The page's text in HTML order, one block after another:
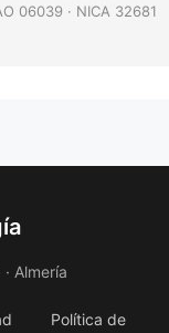
06039 · NICA 32681
Almería
Política de